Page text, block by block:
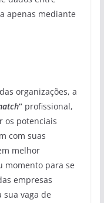
apenas mediante
organizações, a
“profissional,
os potenciais
com suas
melhor
momento para se
empresas
sua vaga de